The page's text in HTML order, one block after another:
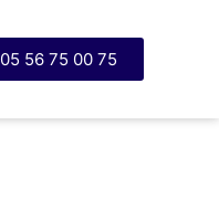
05 56 75 00 75